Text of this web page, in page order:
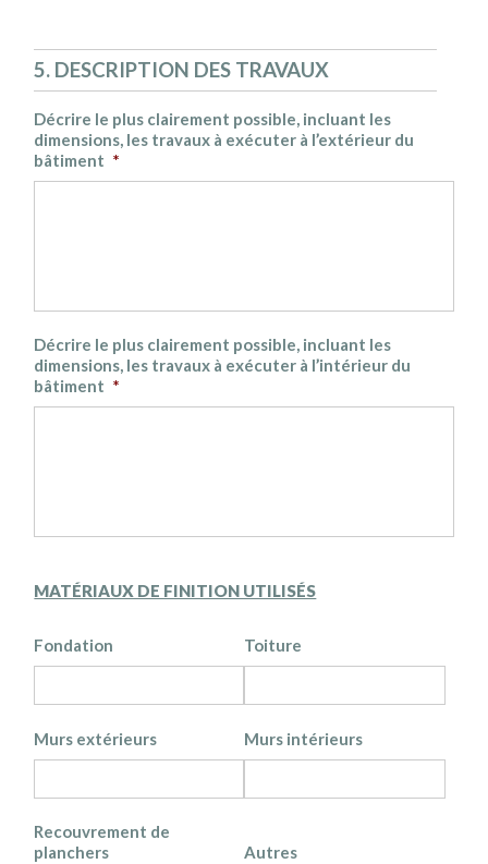
5. DESCRIPTION DES TRAVAUX
Décrire le plus clairement possible, incluant les
dimensions, les travaux à exécuter à l’extérieur du
bâtiment *
Décrire le plus clairement possible, incluant les
dimensions, les travaux à exécuter à l’intérieur du
bâtiment *
MATÉRIAUX DE FINITION UTILISÉS
Fondation Toiture
Murs extérieurs Murs intérieurs
Recouvrement de
planchers
Autres